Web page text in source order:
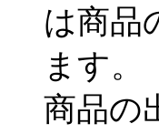
は商品
ます。
商品の